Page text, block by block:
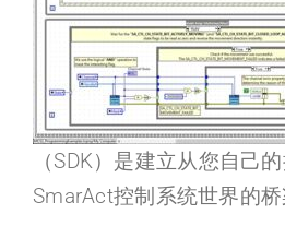
（SDK）是建立从您自己
SmarAct控制系统世界的桥